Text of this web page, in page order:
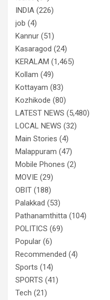
INDIA (226)
job (4)
Kannur (51)
Kasaragod (24)
KERALAM (1,465)
Kollam (49)
Kottayam (83)
Kozhikode (80)
LATEST NEWS (5,480)
LOCAL NEWS (32)
Main Stories (4)
Malappuram (47)
Mobile Phones (2)
MOVIE (29)
OBIT (188)
Palakkad (53)
Pathanamthitta (104)
POLITICS (69)
Popular (6)
Recommended (4)
Sports (14)
SPORTS (41)
Tech (21)